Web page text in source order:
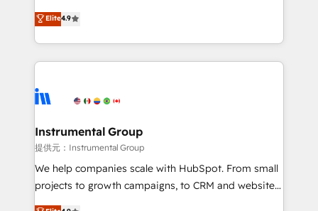
HubSpot Partner 🪴 - Sales Hub: More
implementations than any other Partner 💻 -
agency for an Ops problem. Don't hire a technical
agency for a growth problem. Hire a partner built to
operational efficiency of HubSpot. The fastest-
growing tech-enabler & facilitator, MakeWebBetter,
hands you the blend of HubSpot expertise &
eminent solutions & integrations. Trust us to
Elite Partners with 10+ years of HubSpot experience
Premier Partner 2023 🌟5 HubSpot Accreditations 🌟
Won HubSpot Theme Challenge 2021 🌟INBOUND’19
HubSpot Rising Star Why us? Harnessing the full
potential of the powerful HubSpot CRM. ✔️A team of
Elite4.9
Instrumental Group
提供元：Instrumental Group
We help companies scale with HubSpot. From small
projects to growth campaigns, to CRM and websites.
Hire an agency that's experienced in every inch of